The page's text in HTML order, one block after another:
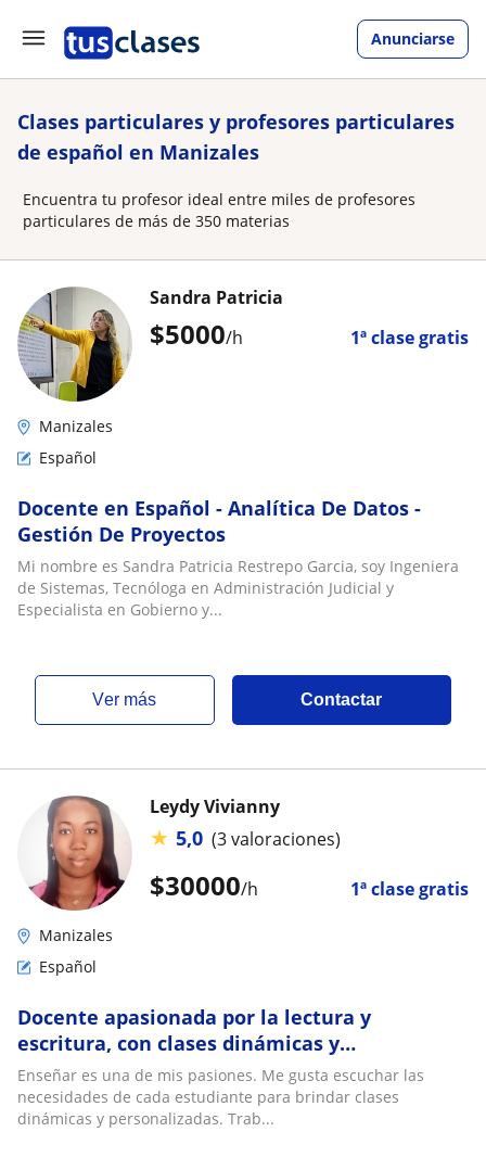
Anunciarse
Clases particulares y profesores particulares
de español en Manizales
Encuentra tu profesor ideal entre miles de profesores
particulares de más de 350 materias
$5000/h 1ª clase gratis
Sandra Patricia
Manizales
Español
Docente en Español - Analítica De Datos -
Gestión De Proyectos
Mi nombre es Sandra Patricia Restrepo Garcia, soy Ingeniera
de Sistemas, Tecnóloga en Administración Judicial y
Especialista en Gobierno y...
ver más Contactar
$30000/h 1ª clase gratis
Leydy Vivianny
★ 5,0 (3 valoraciones)
Manizales
Español
Docente apasionada por la lectura y
escritura, con clases dinámicas y
personalizadas para niños y jóvenes
Enseñar es una de mis pasiones. Me gusta escuchar las
necesidades de cada estudiante para brindar clases
dinámicas y personalizadas. Trab...